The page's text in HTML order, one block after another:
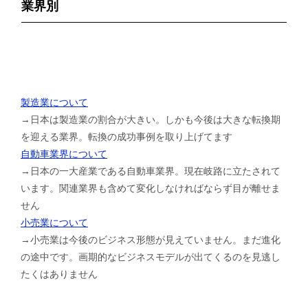
業界別
製造業について
→日本は製造業の割合が大きい。しかも今後は大きな転換期
を迎える業界。転換の成功事例を取り上げてます
自動車業界について
→日本の一大産業である自動車業界。現在岐路に立たされて
います。関連業界も含めて変化しなければならず目が離せま
せん
小売業について
→小売業は今後のビジネス形態が見えていません。まだ進化
の途中です。画期的なビジネスモデルが出てくるのを見逃し
たくはありません